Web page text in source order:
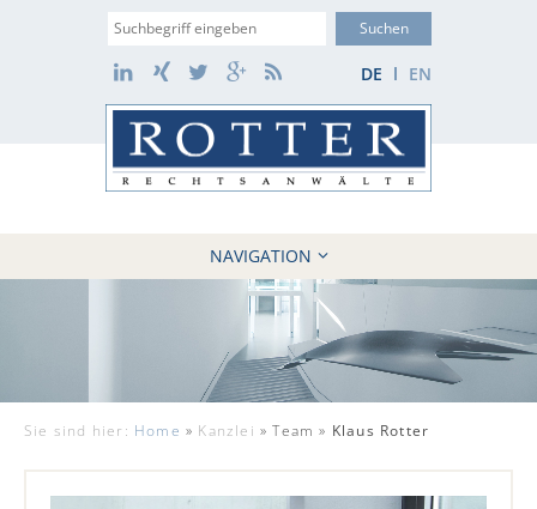
Suche
DE EN
LinkedIn
Xing TwitterGoogle+
RSS
NAVIGATION
HOME
KANZLEI
10 GRÜNDE
FÄLLE
REFERENZEN
Sie sind hier: Home » Kanzlei »Team » Klaus Rotter